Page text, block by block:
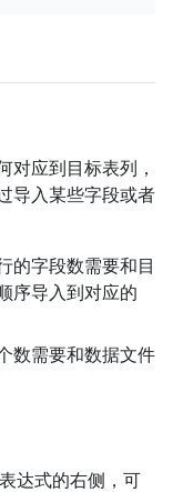
对应到目标表列，
导入某些字段或者
的字段数需要和目
序导入到对应的
数需要和数据文件
达式的右侧，可